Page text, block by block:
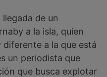
de un
a la isla, quien
a la que está
un periodista que
que busca explotar